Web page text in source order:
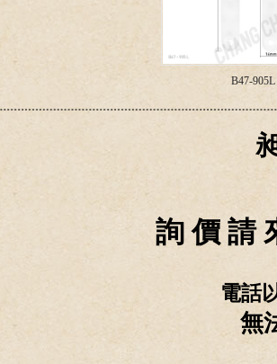
B47-905L
詢 價 請
電話
無